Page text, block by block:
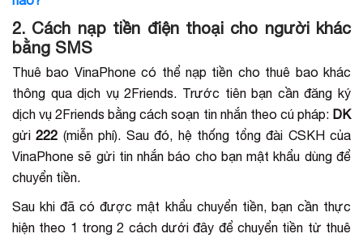
2. Cách nạp tiền điện thoại cho người khác
bằng SMS
Thuê bao VinaPhone có thể nạp tiền cho thuê bao khác
thông qua dịch vụ 2Friends. Trước tiên bạn cần đăng ký
dịch vụ 2Friends bằng cách soạn tin nhắn theo cú pháp: DK
gửi222 (miễn phí). Sau đó, hệ thống tổng đài CSKH của
VinaPhone sẽ gửi tin nhắn báo cho bạn mật khẩu dùng để
chuyển tiền.
Sau khi đã có được mật khẩu chuyển tiền, bạn cần thực
hiện theo 1 trong 2 cách dưới đây để chuyển tiền từ thuê